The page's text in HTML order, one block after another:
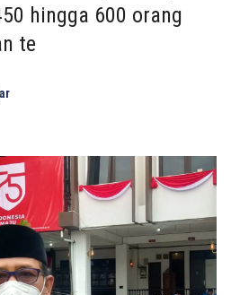
hingga 600 orang
te